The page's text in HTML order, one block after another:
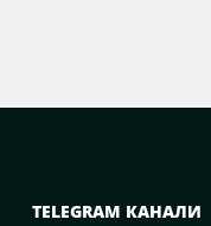
TELEGRAM КАНАЛИ